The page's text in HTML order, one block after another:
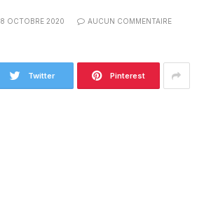
8 OCTOBRE 2020 AUCUN COMMENTAIRE
Twitter Pinterest